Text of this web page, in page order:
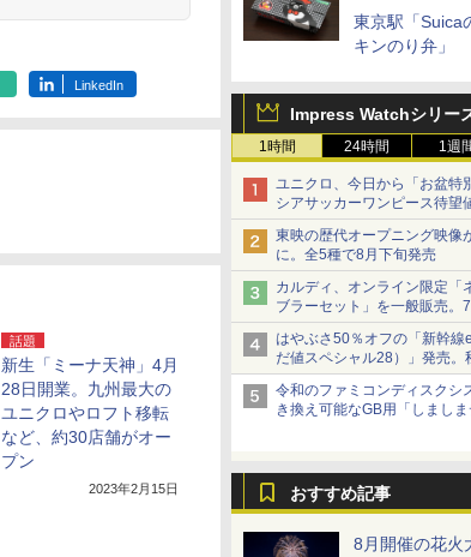
東京駅「Suica
キンのり弁」
Impress Watchシリー
1時間 24時間 1週
ユニクロ、今日から「お盆特
シアサッカーワンピース待望
ショーツは1990円に
東映の歴代オープニング映像
に。全5種で8月下旬発売
カルディ、オンライン限定「
ブラーセット」を一般販売。
当選無効分
はやぶさ50％オフの「新幹線
だ値スペシャル28）」発売。
ねっと限定
令和のファミコンディスクシ
き換え可能なGB用「しまし
おすすめ記事
8月開催の花火
LinkedIn
話題
新生「ミーナ天神」4月
28日開業。九州最大の
ユニクロやロフト移転
など、約30店舗がオー
プン
2023年2月15日